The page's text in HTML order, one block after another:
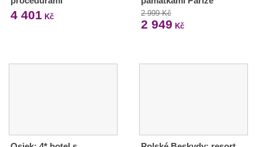
4 401 Kč 2 999 Kč
2 949 Kč